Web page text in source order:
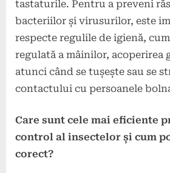
tastaturile. Pentru a preveni
bacteriilor și virusurilor, este
respecte regulile de igienă,
regulată a mâinilor, acoperirea
atunci când se tușește sau se
contactului cu persoanele
Care sunt cele mai eficiente
control al insectelor și cum
corect?